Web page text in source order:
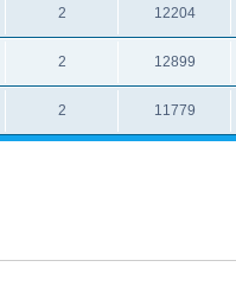
2 12204
2 12899
2 11779